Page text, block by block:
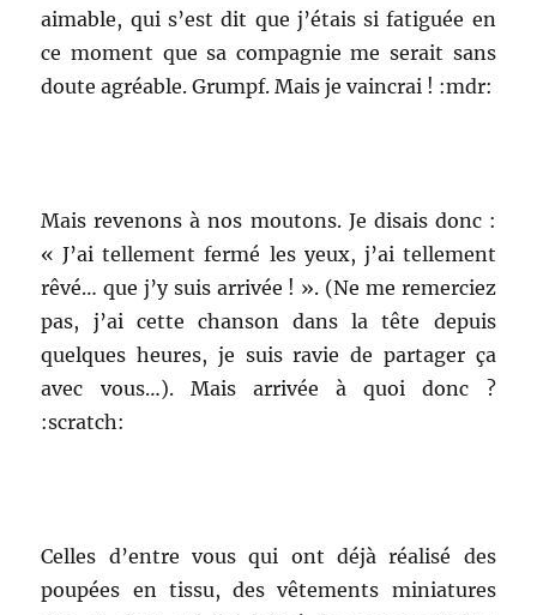
aimable, qui s’est dit que j’étais si fatiguée en
ce moment que sa compagnie me serait sans
doute agréable. Grumpf. Mais je vaincrai ! :mdr:
Mais revenons à nos moutons. Je disais donc :
« J’ai tellement fermé les yeux, j’ai tellement
rêvé… que j’y suis arrivée ! ». (Ne me remerciez
pas, j’ai cette chanson dans la tête depuis
quelques heures, je suis ravie de partager ça
avec vous…). Mais arrivée à quoi donc ?
:scratch:
Celles d’entre vous qui ont déjà réalisé des
poupées en tissu, des vêtements miniatures